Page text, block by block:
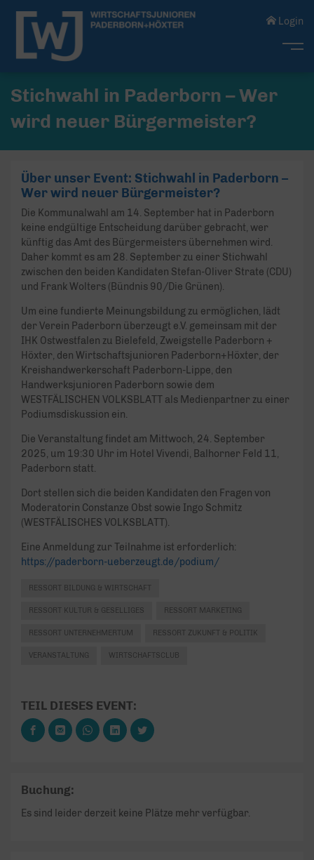
Login
Stichwahl in Paderborn – Wer
wird neuer Bürgermeister?
Über unser Event: Stichwahl in Paderborn –
Wer wird neuer Bürgermeister?
Die Kommunalwahl am 14. September hat in Paderborn
keine endgültige Entscheidung darüber gebracht, wer
künftig das Amt des Bürgermeisters übernehmen wird.
Daher kommt es am 28. September zu einer Stichwahl
zwischen den beiden Kandidaten Stefan-Oliver Strate (CDU)
und Frank Wolters (Bündnis 90/Die Grünen).
Um eine fundierte Meinungsbildung zu ermöglichen, lädt
der Verein Paderborn überzeugt e.V. gemeinsam mit der
IHK Ostwestfalen zu Bielefeld, Zweigstelle Paderborn +
Höxter, den Wirtschaftsjunioren Paderborn+Höxter, der
Kreishandwerkerschaft Paderborn-Lippe, den
Handwerksjunioren Paderborn sowie dem
WESTFÄLISCHEN VOLKSBLATT als Medienpartner zu einer
Podiumsdiskussion ein.
Die Veranstaltung findet am Mittwoch, 24. September
2025, um 19:30 Uhr im Hotel Vivendi, Balhorner Feld 11,
Paderborn statt.
Dort stellen sich die beiden Kandidaten den Fragen von
Moderatorin Constanze Obst sowie Ingo Schmitz
(WESTFÄLISCHES VOLKSBLATT).
Eine Anmeldung zur Teilnahme ist erforderlich:
https://paderborn-ueberzeugt.de/podium/
RESSORT BILDUNG & WIRTSCHAFT
RESSORT KULTUR & GESELLIGES RESSORT MARKETING
RESSORT UNTERNEHMERTUM RESSORT ZUKUNFT & POLITIK
VERANSTALTUNG WIRTSCHAFTSCLUB
TEIL DIESES EVENT:
Buchung:
Es sind leider derzeit keine Plätze mehr verfügbar.